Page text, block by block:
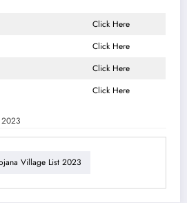
Click Here
Click Here
Click Here
Click Here
2023
Village List 2023